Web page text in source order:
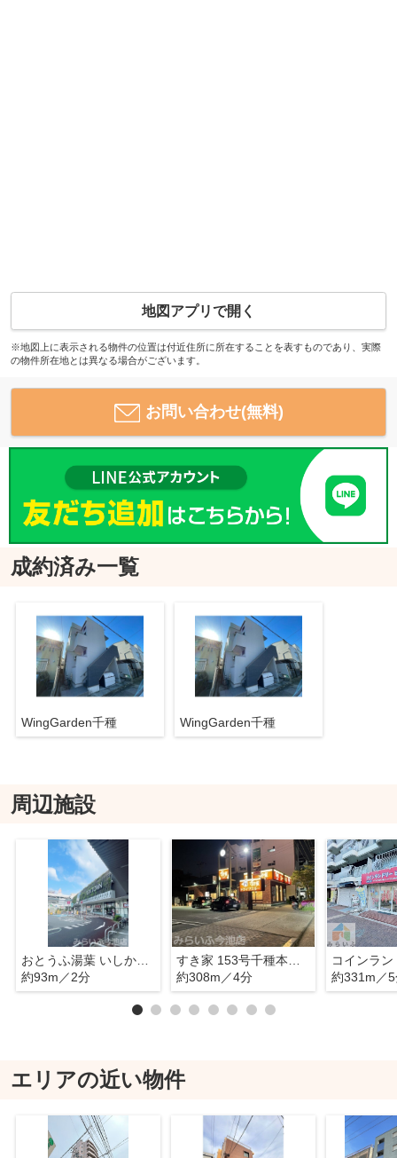
地図アプリで開く
※地図上に表示される物件の位置は付近住所に所在することを表すものであり、実際
の物件所在地とは異なる場合がございます。
お問い合わせ(無料)
成約済み一覧
WingGarden千種 WingGarden千種
周辺施設
おとうふ湯葉 いしかわ イオンタウン千種店
約93m／2分
約308m／4分
約331m／
エリアの近い物件